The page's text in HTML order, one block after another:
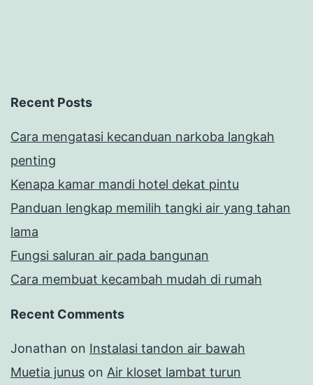
Recent Posts
Cara mengatasi kecanduan narkoba langkah
penting
Kenapa kamar mandi hotel dekat pintu
Panduan lengkap memilih tangki air yang tahan
lama
Fungsi saluran air pada bangunan
Cara membuat kecambah mudah di rumah
Recent Comments
Jonathan on Instalasi tandon air bawah
Muetia junus on Air kloset lambat turun